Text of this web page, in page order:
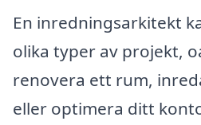
En inredningsarkitekt
olika typer av projekt,
renovera ett rum,
eller optimera ditt